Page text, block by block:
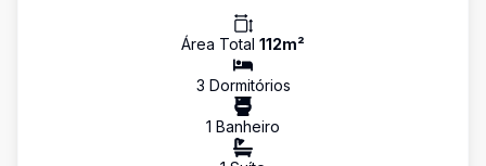
Área Total 112m²
3 Dormitórios
1 Banheiro